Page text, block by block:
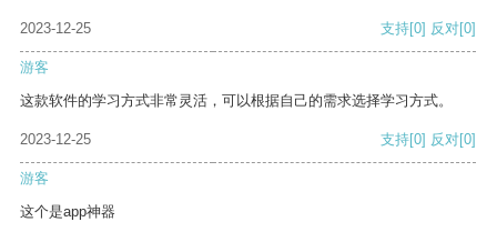
2023-12-25 支持[0] 反对[0]
游客
这款软件的学习方式非常灵活，可以根据自己的需求选择学习方式。
2023-12-25 支持[0] 反对[0]
游客
这个是app神器